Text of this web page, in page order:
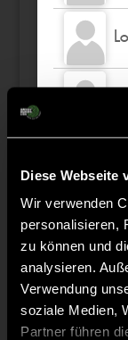
Diese Webseite
Wir verwenden
personalisieren,
zu können und
analysieren.
Verwendung
soziale Medien,
Partner führen